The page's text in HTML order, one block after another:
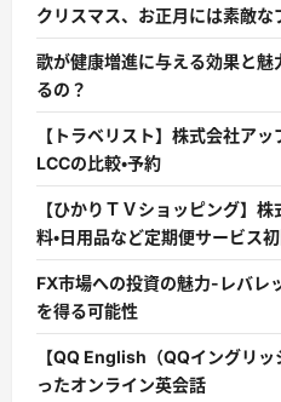
クリスマス、お正月には素敵
歌が健康増進に与える効果と魅
るの？
【トラベリスト】株式会社ア
LCCの比較・予約
【ひかりＴＶショッピング】株
料・日用品など定期便サービス
FX市場への投資の魅力-レバレ
を得る可能性
【QQ English（QQイングリ
ったオンライン英会話